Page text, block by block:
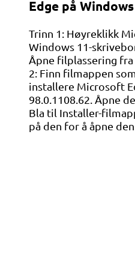
Edge på
Trinn 1: Høyreklikk
Windows 11-
Åpne filplassering
2: Finn filmappen
installere Microsoft
98.0.1108.62. Åpne
Bla til Installer-
på den for å åpne